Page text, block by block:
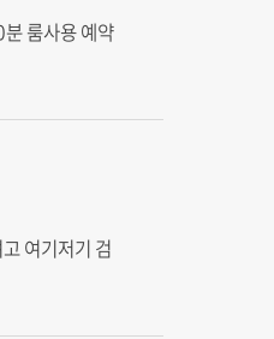
룸사용 예약
여기저기 검